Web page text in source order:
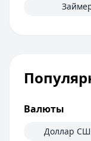
Валюты
Доллар